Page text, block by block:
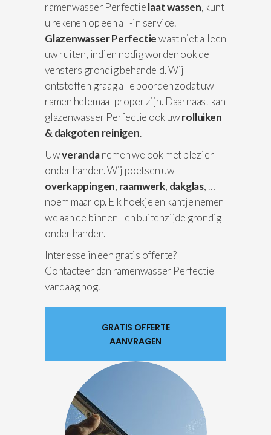
ramenwasser Perfectielaat wassen, kunt
u rekenen op een all-in service.
Glazenwasser Perfectiewast niet alleen
uw ruiten, indien nodig worden ook de
vensters grondig behandeld. Wij
ontstoffen graag alle boorden zodat uw
ramen helemaal proper zijn. Daarnaast kan
glazenwasser Perfectie ook uwrolluiken
& dakgoten reinigen.
Uwverandanemen we ook met plezier
onder handen. Wij poetsen uw
overkappingen, raamwerk, dakglas, …
noem maar op. Elk hoekje en kantje nemen
we aan de binnen– en buitenzijde grondig
onder handen.
Interesse in een gratis offerte?
Contacteer dan ramenwasser Perfectie
vandaag nog.
GRATIS OFFERTE
AANVRAGEN